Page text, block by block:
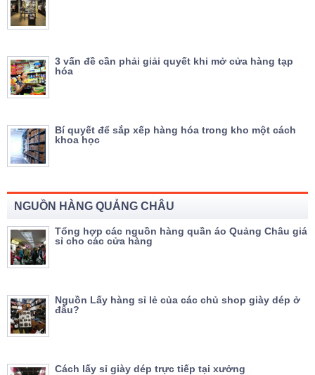
3 vấn đề cần phải giải quyết khi mở cửa hàng tạp
hóa
Bí quyết để sắp xếp hàng hóa trong kho một cách
khoa học
NGUỒN HÀNG QUẢNG CHÂU
Tổng hợp các nguồn hàng quần áo Quảng Châu giá
sỉ cho các cửa hàng
Nguồn Lấy hàng sỉ lẻ của các chủ shop giày dép ở
đâu?
Cách lấy sỉ giày dép trực tiếp tại xưởng